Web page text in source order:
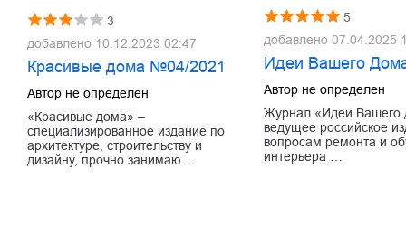
3
добавлено 10.12.2023 02:47
Красивые дома №04/2021
Автор не определен
«Красивые дома» –
специализированное издание по
архитектуре, строительству и
дизайну, прочно занимаю…
5
добавлено 07.04.2025
Идеи Вашего
Автор не определен
Журнал «Идеи Вашего
ведущее российское
вопросам ремонта и
интерьера …